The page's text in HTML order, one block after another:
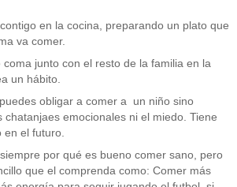
en la cocina, preparando un plato que
va comer.
coma junto con el resto de la familia en la
un hábito.
obligar a comer a un niño sino
chatanjaes emocionales ni el miedo. Tiene
en el futuro.
por qué es bueno comer sano, pero
que el comprenda como: Comer más